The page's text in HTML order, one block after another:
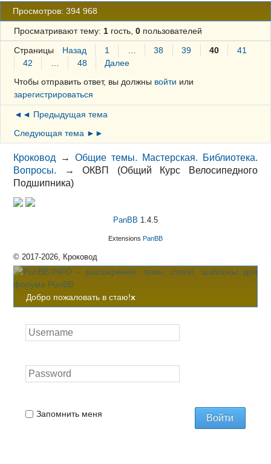
Просмотров: 394 968
Просматривают тему: 1гость, 0пользователей
Страницы Назад 1 … 38 39 40
41
42
… 48
Далее
Чтобы отправить ответ, вы должны войти или
зарегистрироваться
◄◄ Предыдущая тема
Следующая тема ►►
Кроковод →Общие темы. Мастерская. Библиотека.
Вопросы.
→ОКВП (Общий Курс Велосипедного
Подшипника)
PanBB 1.4.5
Extensions PanBB
© 2017-2026, Кроковод
Добро пожаловать в стаю!x
Запомнить меня